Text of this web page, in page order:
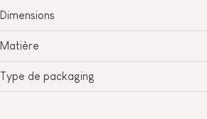
Dimensions
Matière
Type de packaging